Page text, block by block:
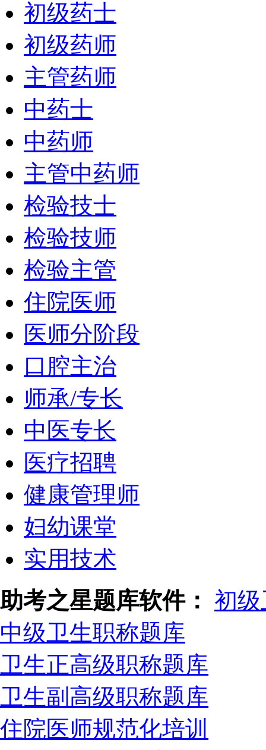
初级药士
初级药师
主管药师
中药士
中药师
主管中药师
检验技士
检验技师
检验主管
住院医师
医师分阶段
口腔主治
师承/专长
中医专长
医疗招聘
健康管理师
妇幼课堂
实用技术
助考之星题库软件： 初
中级卫生职称题库
卫生正高级职称题库
卫生副高级职称题库
住院医师规范化培训